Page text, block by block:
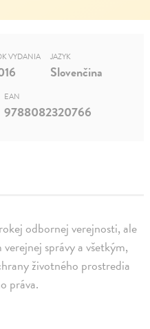
odbornej verejnosti, ale
správy a všetkým,
životného prostredia
práva.
VYDANIA JAZYK
Slovenčina
EAN
9788082320766